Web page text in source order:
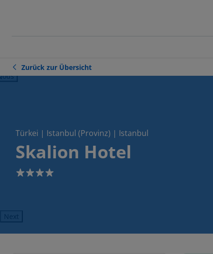
Zurück zur Übersicht
Türkei | Istanbul (Provinz) | Istanbul
Skalion Hotel
4
Next